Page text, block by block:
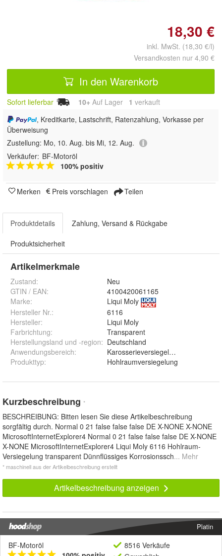
18,30 €
inkl. MwSt. (18,30 €/l)
Versandkosten nur 4,90 €
In den Warenkorb
Sofort lieferbar 10+ Auf Lager 1 verkauft
, Kreditkarte, Lastschrift, Ratenzahlung, Vorkasse per
Überweisung
Zustellung: Mo, 10. Aug. bis Mi, 12. Aug.
Verkäufer: BF-Motoröl
100% positiv
Merken Preis vorschlagen Teilen
Produktdetails Zahlung, Versand & Rückgabe
Produktsicherheit
Artikelmerkmale
Zustand:
Neu
GTIN / EAN:
4100420061165
Marke:
Liqui Moly
Hersteller Nr.:
6116
Hersteller:
Liqui Moly
Farbrichtung:
Transparent
Herstellungsland und -region: Deutschland
Anwendungsbereich:
Karosserieversiegelung
Produkttyp: Hohlraumversiegelung
Kurzbeschreibung *
BESCHREIBUNG: Bitten lesen Sie diese Artikelbeschreibung
sorgfältig durch. Normal 0 21 false false false DE X-NONE X-NONE
MicrosoftInternetExplorer4 Normal 0 21 false false false DE X-NONE
X-NONE MicrosoftInternetExplorer4 Liqui Moly 6116 Hohlraum-
Versiegelung transparent Dünnflüssiges Korrosionssch... Mehr
* maschinell aus der Artikelbeschreibung erstellt
Artikelbeschreibung anzeigen
Platin
BF-Motoröl
8516 Verkäufe